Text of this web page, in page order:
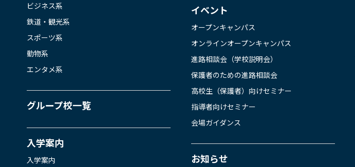
ビジネス系
鉄道・観光系
スポーツ系
動物系
エンタメ系
グループ校一覧
入学案内
入学案内
イベント
オープンキャンパス
オンラインオープンキャンパス
進路相談会（学校説明会）
保護者のための進路相談会
高校生（保護者）向けセミナー
指導者向けセミナー
会場ガイダンス
お知らせ